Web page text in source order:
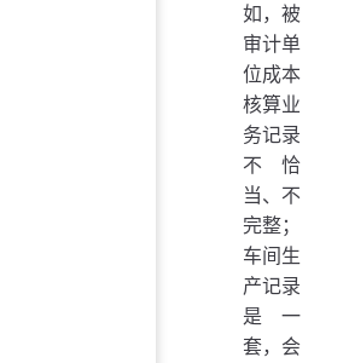
如，被
审计单
位成本
核算业
务记录
不恰
当、不
完整；
车间生
产记录
是一
套，会